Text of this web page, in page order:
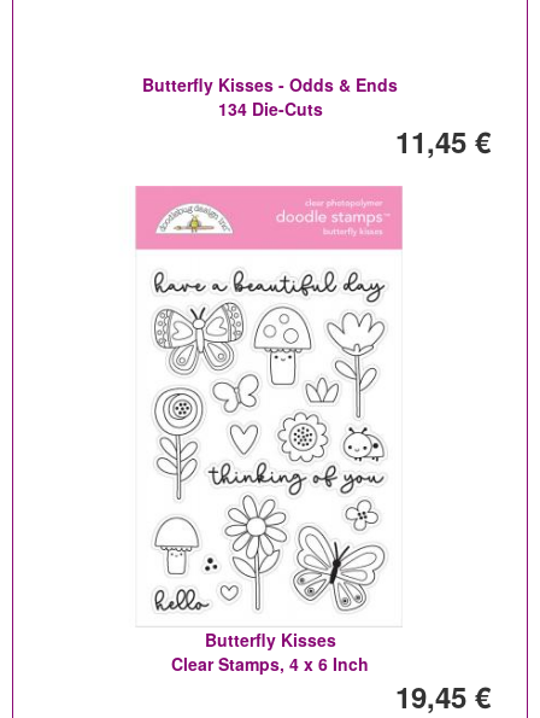
Butterfly Kisses - Odds & Ends
134 Die-Cuts
11,45 €
Butterfly Kisses
Clear Stamps, 4 x 6 Inch
19,45 €